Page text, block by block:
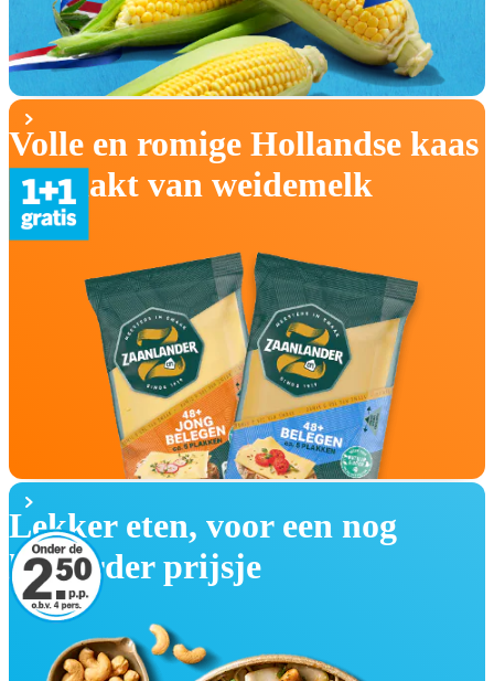
Volle en romige Hollandse kaas
gemaakt van weidemelk
Lekker eten, voor een nog
lekkerder prijsje